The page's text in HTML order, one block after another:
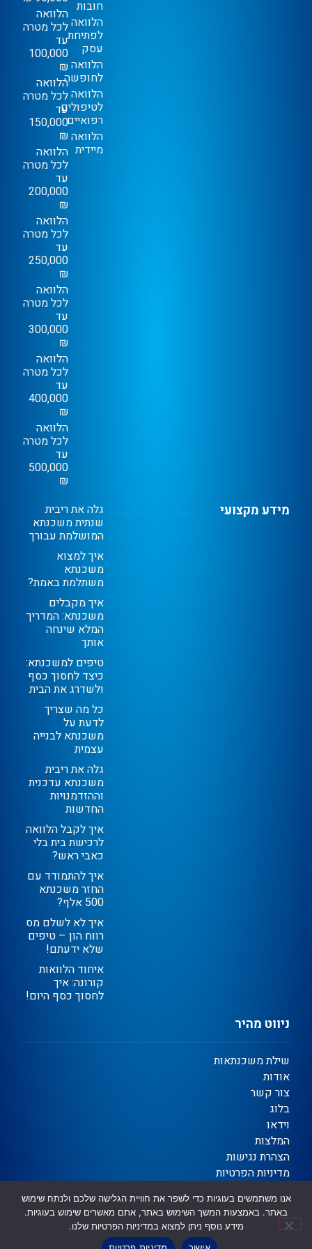
ניווט מהיר
שילת משכנתאות
אודות
צור קשר
בלוג
וידאו
המלצות
הצהרת נגישות
מדיניות הפרטיות
חובות
הלוואה
לפתיחת
עסק
הלוואה
לחופשה
הלוואה
לטיפולים
רפואיים
הלוואה
מיידית
הלוואה
לכל מטרה
עד
100,000
₪
הלוואה
לכל מטרה
עד
150,000
₪
הלוואה
לכל מטרה
עד
200,000
₪
הלוואה
לכל מטרה
עד
250,000
₪
הלוואה
לכל מטרה
עד
300,000
₪
הלוואה
לכל מטרה
עד
400,000
₪
הלוואה
לכל מטרה
עד
500,000
₪
מידע מקצועי גלה את ריבית
שנתית משכנתא
המושלמת עבורך
איך למצוא
משכנתא
משתלמת באמת?
איך מקבלים
משכנתא: המדריך
המלא שינחה
אותך
טיפים למשכנתא:
כיצד לחסוך כסף
ולשדרג את הבית
כל מה שצריך
לדעת על
משכנתא לבנייה
עצמית
גלה את ריבית
משכנתא עדכנית
וההזדמנויות
החדשות
איך לקבל הלוואה
לרכישת בית בלי
כאבי ראש?
איך להתמודד עם
החזר משכנתא
500 אלף?
איך לא לשלם מס
רווח הון – טיפים
שלא ידעתם!
איחוד הלוואות
קורונה: איך
לחסוך כסף היום!
אנו משתמשים בעוגיות כדי לשפר את חוויית הגלישה שלכם ולנתח שימוש
באתר. באמצעות המשך השימוש באתר, אתם מאשרים שימוש בעוגיות.
מידע נוסף ניתן למצוא במדיניות הפרטיות שלנו.